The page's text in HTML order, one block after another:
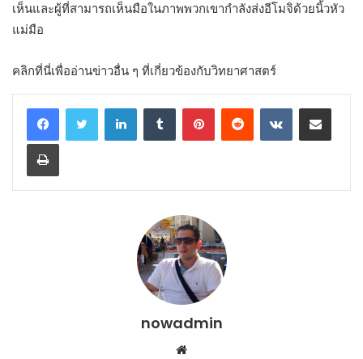
เห็นและผู้ที่สามารถเห็นมือในภาพพวกเขากำลังส่งอีโมจิด้วยนิ้วหัว
แม่มือ
คลิกที่นี่เพื่ออ่านข่าวอื่น ๆ ที่เกี่ยวข้องกับวิทยาศาสตร์
LinkedInTumblr PinterestReddit VKontakteShare via Email
Print
nowadmin
Website